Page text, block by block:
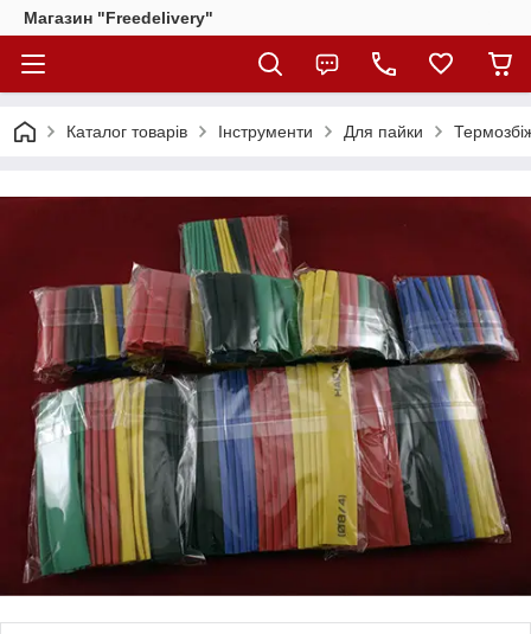
Магазин "Freedelivery"
Каталог товарів Інструменти Для пайки